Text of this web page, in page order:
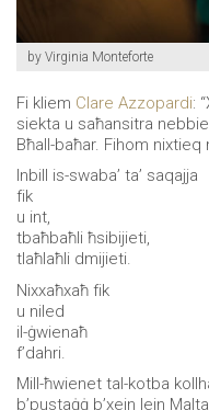
by Virginia Monteforte
Fi kliem Clare Azzopardi:
siekta u saħansitra nebb
Bħall-baħar. Fihom nixtieq
Inbill is-swaba’ ta’ saqajja
fik
u int,
tbaħbaħli ħsibijieti,
tlaħlaħli dmijieti.
Nixxaħxaħ fik
u niled
il-ġwienaħ
f’dahri.
Mill-ħwienet tal-kotba
b’pustaġġ b’xejn lejn